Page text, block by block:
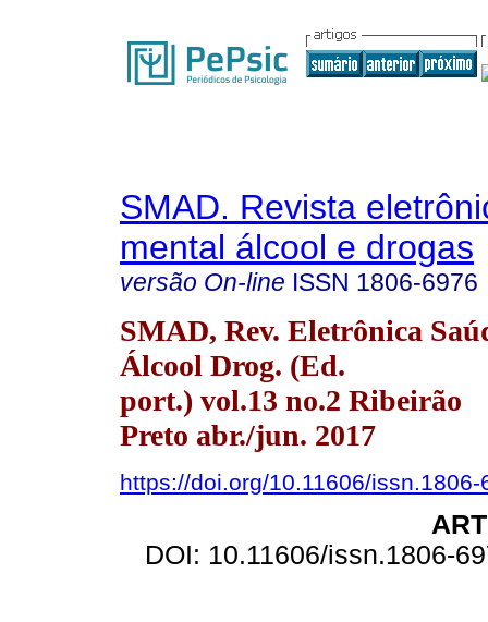
SMAD. Revista
mental álcool e drogas
versão On-line ISSN 1806-6976
SMAD, Rev. Eletrônica
Álcool Drog. (Ed.
port.) vol.13 no.2 Ribeirão
Preto abr./jun. 2017
https://doi.org/10.11606/
DOI: 10.11606/issn.1806-